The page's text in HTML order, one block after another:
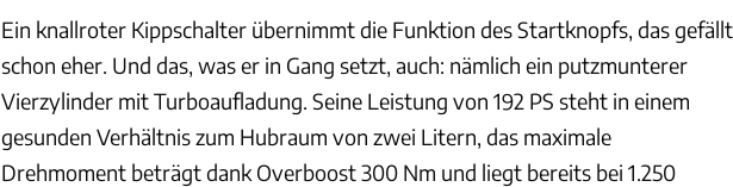
Ein knallroter Kippschalter übernimmt die Funktion des Startknopfs, das gefällt
schon eher. Und das, was er in Gang setzt, auch: nämlich ein putzmunterer
Vierzylinder mit Turboaufladung. Seine Leistung von 192 PS steht in einem
gesunden Verhältnis zum Hubraum von zwei Litern, das maximale
Drehmoment beträgt dank Overboost 300 Nm und liegt bereits bei 1.250